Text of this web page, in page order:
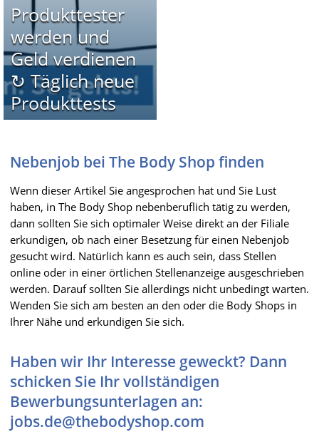
Produkttester
werden und
Geld verdienen
↻ Täglich neue
Produkttests
Nebenjob bei The Body Shop finden
Wenn dieser Artikel Sie angesprochen hat und Sie Lust
haben, in The Body Shop nebenberuflich tätig zu werden,
dann sollten Sie sich optimaler Weise direkt an der Filiale
erkundigen, ob nach einer Besetzung für einen Nebenjob
gesucht wird. Natürlich kann es auch sein, dass Stellen
online oder in einer örtlichen Stellenanzeige ausgeschrieben
werden. Darauf sollten Sie allerdings nicht unbedingt warten.
Wenden Sie sich am besten an den oder die Body Shops in
Ihrer Nähe und erkundigen Sie sich.
Haben wir Ihr Interesse geweckt? Dann
schicken Sie Ihr vollständigen
Bewerbungsunterlagen an:
jobs.de@thebodyshop.com